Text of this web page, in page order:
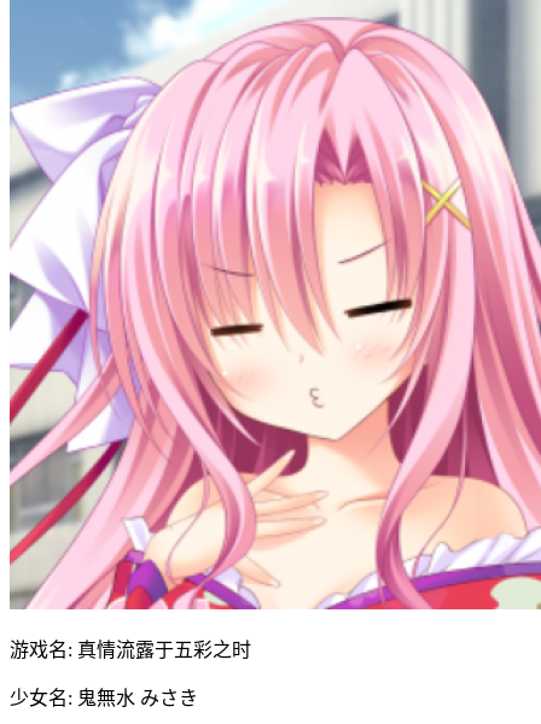
游戏名: 真情流露于五彩之时
少女名: 鬼無水 みさき